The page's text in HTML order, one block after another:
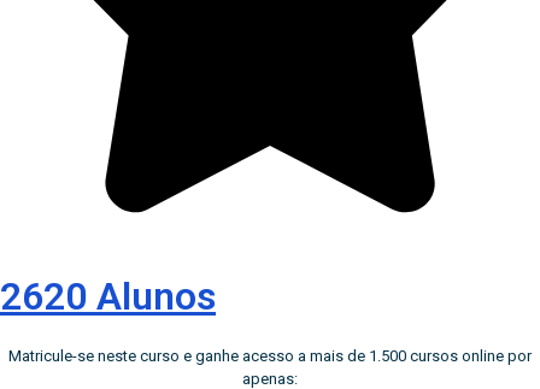
2620 Alunos
Matricule-se neste curso e ganhe acesso a mais de 1.500 cursos online por
apenas: